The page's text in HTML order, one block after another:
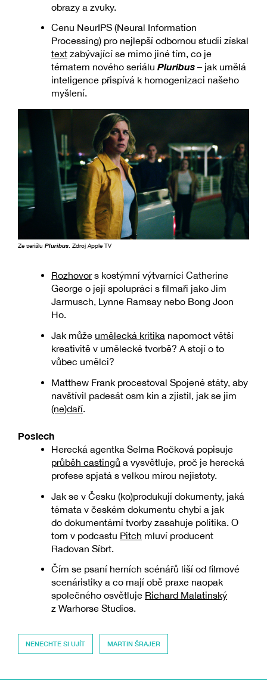
obrazy a zvuky.
Cenu NeurIPS (Neural Information
Processing) pro nejlepší odbornou studii získal
text zabývající se mimo jiné tím, co je
tématem nového seriáluPluribus – jak umělá
inteligence přispívá k homogenizaci našeho
myšlení.
Ze seriálu Pluribus . Zdroj Apple TV
Rozhovors kostýmní výtvarníci Catherine
George o její spolupráci s filmaři jako Jim
Jarmusch, Lynne Ramsay nebo Bong Joon
Ho.
Jak může umělecká kritika napomoct větší
kreativitě v umělecké tvorbě? A stojí o to
vůbec umělci?
Matthew Frank procestoval Spojené státy, aby
navštívil padesát osm kin a zjistil, jak se jim
(ne)daří
Poslech
Herecká agentka Selma Ročková popisuje
průběh castingů a vysvětluje, proč je herecká
profese spjatá s velkou mírou nejistoty.
Jak se v Česku (ko)produkují dokumenty, jaká
témata v českém dokumentu chybí a jak
do dokumentární tvorby zasahuje politika. O
tom v podcastu Pitch mluví producent
Radovan Síbrt.
Čím se psaní herních scénářů liší od filmové
scenáristiky a co mají obě praxe naopak
společného osvětluje Richard Malatinský
z Warhorse Studios.
NENECHTE SI UJÍT MARTIN ŠRAJER